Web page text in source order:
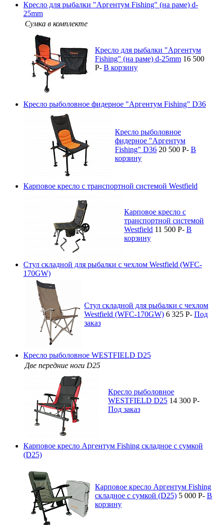
Кресло для рыбалки "Аргентум Fishing" (на раме) d-
25mm
Сумка в комплекте
Кресло для рыбалки "Аргентум
Fishing" (на раме) d-25mm 16 500
P- В корзину
Кресло рыболовное фидерное "Аргентум Fishing" D36
Кресло рыболовное
фидерное "Аргентум
Fishing" D36 20 500 P- В
корзину
Карповое кресло с транспортной системой Westfield
Карповое кресло с
транспортной системой
Westfield 11 500 P- В
корзину
Стул складной для рыбалки с чехлом Westfield (WFC-
170GW)
Стул складной для рыбалки с чехлом
Westfield (WFC-170GW) 6 325 P- Под
заказ
Кресло рыболовное WESTFIELD D25
Две передние ноги D25
Кресло рыболовное
WESTFIELD D25 14 300 P-
Под заказ
Карповое кресло Аргентум Fishing складное с сумкой
(D25)
Карповое кресло Аргентум Fishing
складное с сумкой (D25) 5 000 P- В
корзину